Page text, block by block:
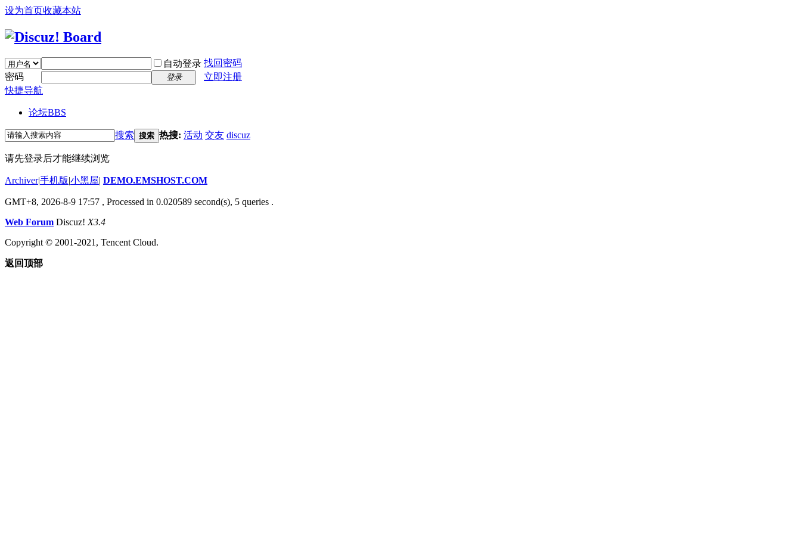
设为首页收藏本站
自动登录 找回密码
密码
登录
立即注册
快捷导航
论坛BBS
搜索 搜索 热搜: 活动 交友 discuz
请先登录后才能继续浏览
Archiver|手机版|小黑屋| DEMO.EMSHOST.COM
GMT+8, 2026-8-9 17:57 , Processed in 0.020589 second(s), 5 queries .
Web Forum Discuz! X3.4
Copyright © 2001-2021, Tencent Cloud.
返回顶部